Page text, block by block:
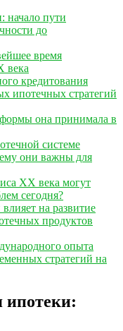
начало пути
до
время
века
кредитования
ипотечных стратегий
формы она принимала в
системе
они важны для
XX века могут
сегодня?
на развитие
продуктов
опыта
стратегий на
ипотеки: